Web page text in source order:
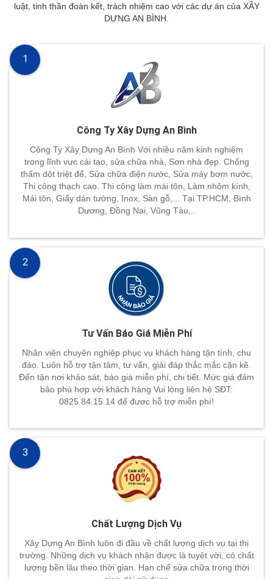
luật, tinh thần đoàn kết, trách nhiệm cao với các dự án của XÂY
DỰNG AN BÌNH.
Công Ty Xây Dựng An Bình
Công Ty Xây Dựng An Bình Với nhiều năm kinh nghiệm
trong lĩnh vực cải tạo, sửa chữa nhà, Sơn nhà đẹp. Chống
thấm dột triệt để, Sửa chữa điện nước, Sửa máy bơm nước,
Thi công thạch cao. Thi công làm mái tôn, Làm nhôm kính,
Mái tôn, Giấy dán tường, Inox, Sàn gỗ,... Tại TP.HCM, Bình
Dương, Đồng Nai, Vũng Tàu,..
1
Tư Vấn Báo Giá Miễn Phí
Nhân viên chuyên nghiệp phục vụ khách hàng tận tình, chu
đáo. Luôn hỗ trợ tận tâm, tư vấn, giải đáp thắc mắc cặn kẽ.
Đến tận nơi khảo sát, báo giá miễn phí, chi tiết. Mức giá đảm
bảo phù hợp với khách hàng Vui lòng liên hệ SĐT:
0825.84.15.14 để đươc hỗ trợ miễn phí!
2
Chất Lượng Dịch Vụ
Xây Dựng An Bình luôn đi đầu về chất lượng dịch vụ tại thị
trường. Những dịch vụ khách nhận được là tuyệt vời, có chất
lượng bền lâu theo thời gian. Hạn chế sửa chữa trong thời
3